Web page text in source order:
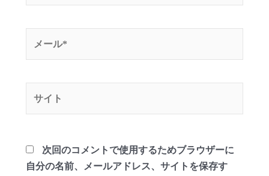
*
次回のコメントで使用するためブラウザーに
自分の名前、メールアドレス、サイトを保存す